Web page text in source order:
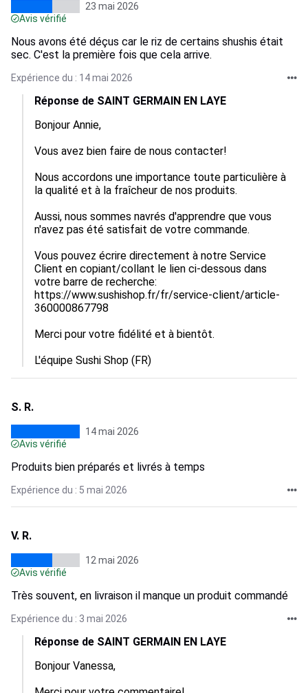
23 mai 2026
Avis vérifié
Nous avons été déçus car le riz de certains shushis était
sec. C'est la première fois que cela arrive.
Expérience du : 14 mai 2026
Réponse de SAINT GERMAIN EN LAYE
Bonjour Annie,
Vous avez bien faire de nous contacter!
Nous accordons une importance toute particulière à
la qualité et à la fraîcheur de nos produits.
Aussi, nous sommes navrés d'apprendre que vous
n'avez pas été satisfait de votre commande.
Vous pouvez écrire directement à notre Service
Client en copiant/collant le lien ci-dessous dans
votre barre de recherche:
https://www.sushishop.fr/fr/service-client/article-
360000867798
Merci pour votre fidélité et à bientôt.
L'équipe Sushi Shop (FR)
S. R.
14 mai 2026
Avis vérifié
Produits bien préparés et livrés à temps
Expérience du : 5 mai 2026
V. R.
12 mai 2026
Avis vérifié
Très souvent, en livraison il manque un produit commandé
Expérience du : 3 mai 2026
Réponse de SAINT GERMAIN EN LAYE
Bonjour Vanessa,